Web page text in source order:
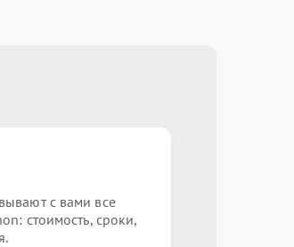
с вами все
стоимость, сроки,